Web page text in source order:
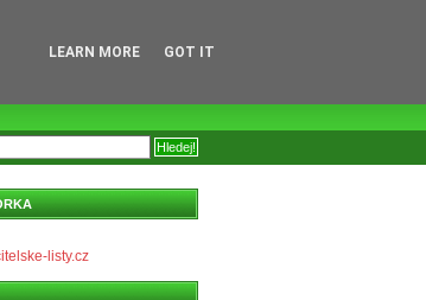
listy.cz
LEARN MORE GOT IT